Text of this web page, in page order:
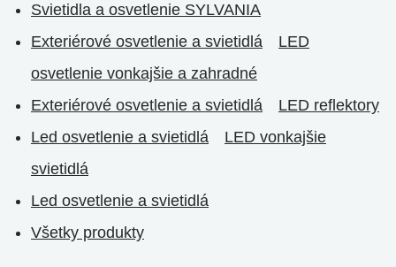
Svietidla a osvetlenie SYLVANIA
Exteriérové osvetlenie a svietidlá
LED
osvetlenie vonkajšie a zahradné
Exteriérové osvetlenie a svietidlá
LED reflektory
Led osvetlenie a svietidlá
LED vonkajšie
svietidlá
Led osvetlenie a svietidlá
Všetky produkty